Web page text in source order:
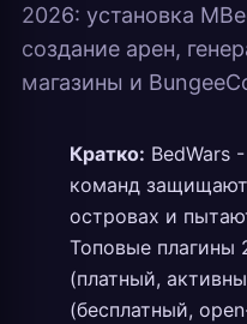
2026: установка
создание арен,
магазины и
Кратко: BedWars
команд
островах и
Топовые плагины
(платный,
(бесплатный,